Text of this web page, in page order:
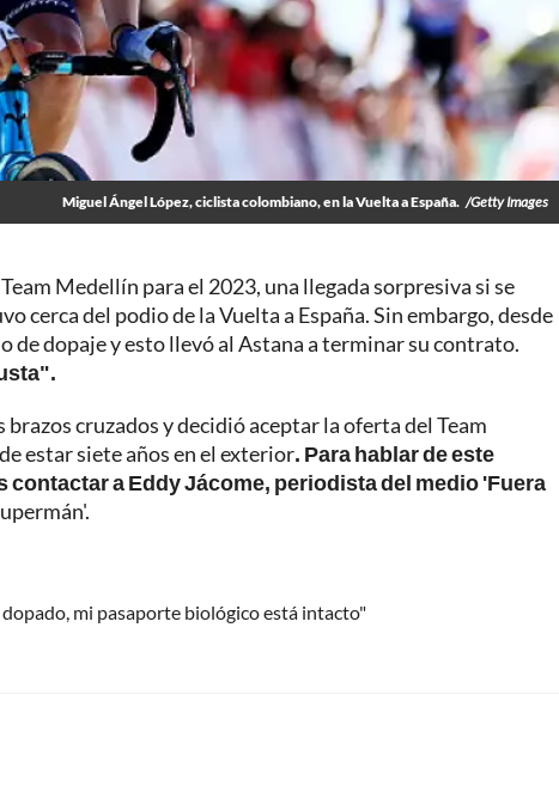
Miguel Ángel López, ciclista colombiano, en la Vuelta a España. /Getty Images
Medellín para el 2023, una llegada sorpresiva si se
cerca del podio de la Vuelta a España. Sin embargo, desde
de dopaje y esto llevó al Astana a terminar su contrato.
brazos cruzados y decidió aceptar la oferta del Team
estar siete años en el exterior. Para hablar de este
a Eddy Jácome, periodista del medio 'Fuera
mi pasaporte biológico está intacto"